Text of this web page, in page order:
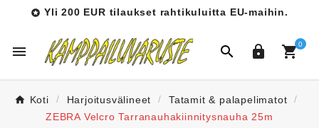
 Yli 200 EUR tilaukset rahtikuluitta EU-maihin.
   0
Koti Harjoitusvälineet
Tatamit & palapelimatot
ZEBRA Velcro Tarranauhakiinnitysnauha 25m